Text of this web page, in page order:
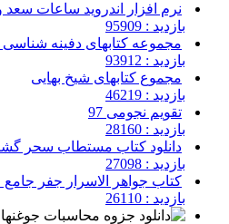
نرم افزار اندروید ساعات
بازدید : 95909
مجموعه کتابهای دفینه شناسی
بازدید : 93912
مجموع کتابهای شیخ بهایی
بازدید : 46219
تقویم نجومی 97
بازدید : 28160
دانلود کتاب مستطاب سحر
بازدید : 27098
کتاب جواهر الاسرار جفر جامع ۱و۲
بازدید : 26110